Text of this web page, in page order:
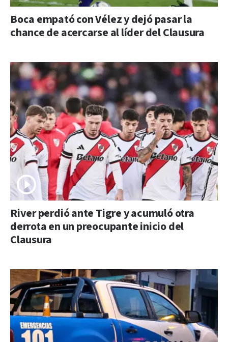
Boca empató con Vélez y dejó pasar la
chance de acercarse al líder del Clausura
River perdió ante Tigre y acumuló otra
derrota en un preocupante inicio del
Clausura